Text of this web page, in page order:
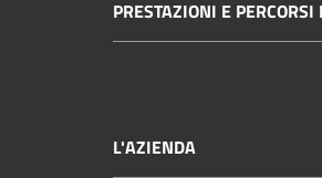
PRESTAZIONI E PERCORSI
L'AZIENDA